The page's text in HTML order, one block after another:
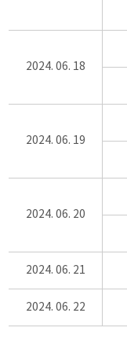
2024. 06. 18
2024. 06. 19
2024. 06. 20
2024. 06. 21
2024. 06. 22